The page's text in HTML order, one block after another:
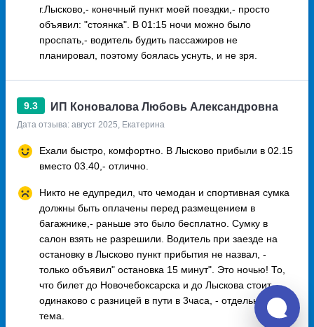
г.Лысково,- конечный пункт моей поездки,- просто
объявил: "стоянка". В 01:15 ночи можно было
проспать,- водитель будить пассажиров не
планировал, поэтому боялась уснуть, и не зря.
9.3 ИП Коновалова Любовь Александровна
Дата отзыва: август 2025, Екатерина
Ехали быстро, комфортно. В Лысково прибыли в 02.15
вместо 03.40,- отлично.
Никто не едупредил, что чемодан и спортивная сумка
должны быть оплачены перед размещением в
багажнике,- раньше это было бесплатно. Сумку в
салон взять не разрешили. Водитель при заезде на
остановку в Лысково пункт прибытия не назвал, -
только объявил" остановка 15 минут". Это ночью! То,
что билет до Новочебоксарска и до Лыскова стоит
одинаково с разницей в пути в 3часа, - отдельная
тема.